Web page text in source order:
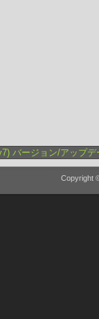
バージョン/アップデ
Copyright